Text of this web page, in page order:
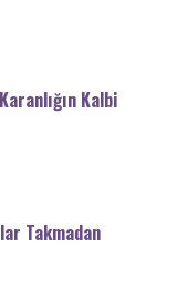
Kalbi
Takmadan